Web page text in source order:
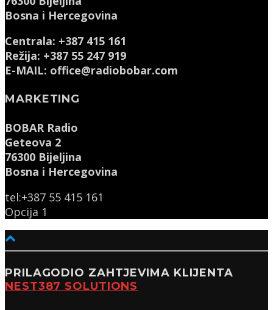
Bosna i Hercegovina
Centrala: +387 415 161
Režija: +387 55 247 919
E-MAIL: office@radiobobar.com
MARKETING
BOBAR Radio
Geteova 2
76300 Bijeljina
Bosna i Hercegovina
tel:+387 55 415 161
Opcija 1
PRILAGODIO ZAHTJEVIMA KLIJENTA
NEST387 SOLUTIONS